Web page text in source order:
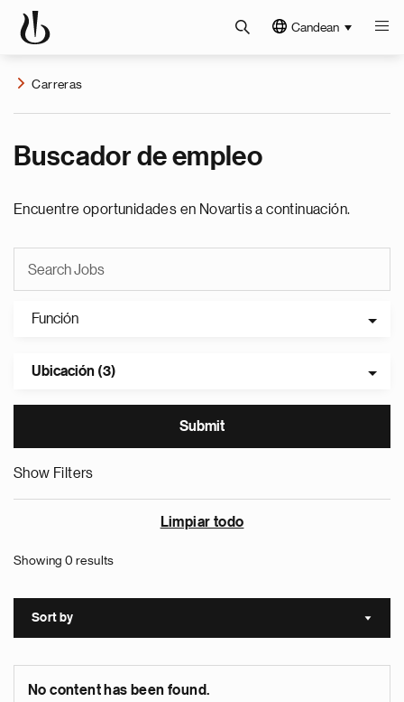
Candean
Carreras
Buscador de empleo
Encuentre oportunidades en Novartis a continuación.
Función
Ubicación (3)
Show Filters
Limpiar todo
Showing 0 results
Sort by Sort
No content has been found.